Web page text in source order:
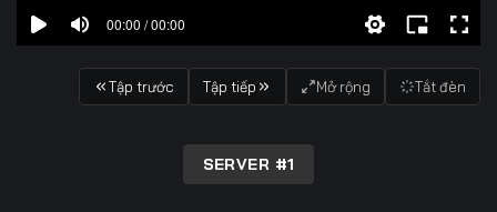
00:00 / 00:00
Tập trước Tập tiếp Mở rộng Tắt đèn
SERVER #1